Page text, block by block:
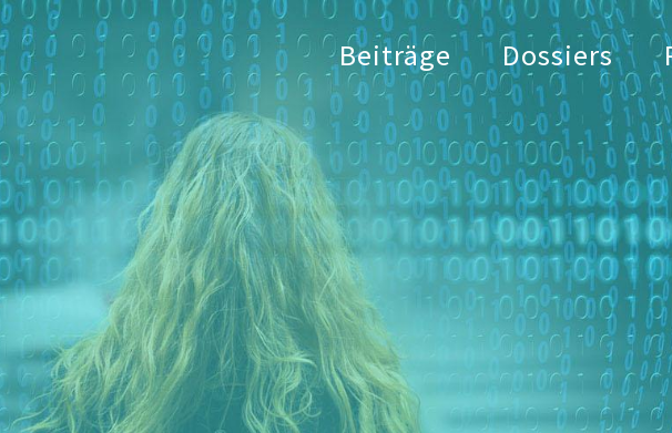
Beiträge Dossiers